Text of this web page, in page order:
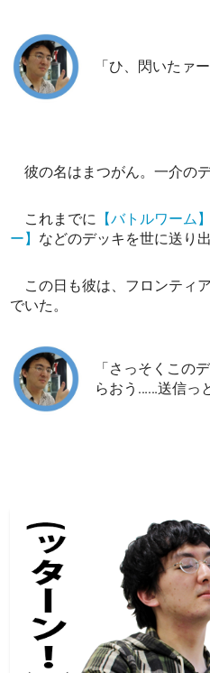
「ひ、閃いたァ
彼の名はまつがん。一介の
これまでに 【バトルワーム
ー】 などのデッキを世に送り
この日も彼は、フロンティ
でいた。
「さっそくこの
らおう……送信っ